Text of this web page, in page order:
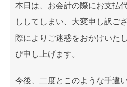
本日は、お会計の際にお支払
ししてしまい、大変申し訳ご
際によりご迷惑をおかけいた
び申し上げます。
今後、二度とこのような手違